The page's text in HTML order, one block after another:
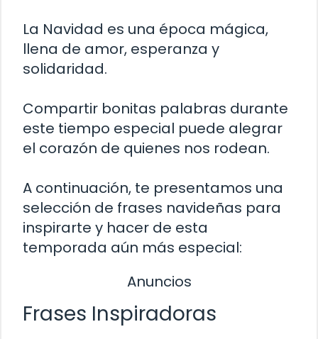
La Navidad es una época mágica,
llena de amor, esperanza y
solidaridad.
Compartir bonitas palabras durante
este tiempo especial puede alegrar
el corazón de quienes nos rodean.
A continuación, te presentamos una
selección de frases navideñas para
inspirarte y hacer de esta
temporada aún más especial:
Anuncios
Frases Inspiradoras